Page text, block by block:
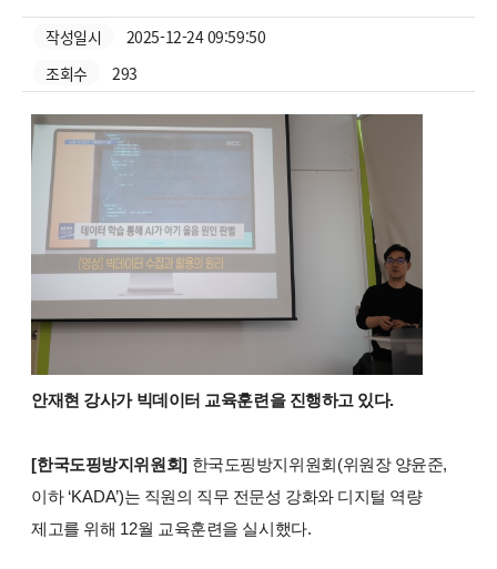
작성일시
2025-12-24 09:59:50
조회수
293
안재현 강사가 빅데이터 교육훈련을 진행하고 있다.
[한국도핑방지위원회] 한국도핑방지위원회(위원장 양윤준,
이하 ‘KADA’)는 직원의 직무 전문성 강화와 디지털 역량
제고를 위해 12월 교육훈련을 실시했다.